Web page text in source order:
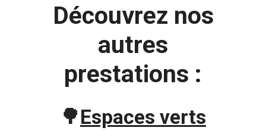
Découvrez nos
autres
prestations :
🌳Espaces verts